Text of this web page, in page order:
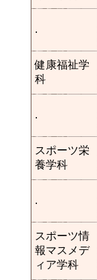
.
健康福祉学
科
.
スポーツ栄
養学科
.
スポーツ情
報マスメデ
ィア学科